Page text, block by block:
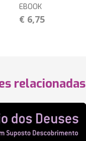
EBOOK
€ 6,75
relacionadas